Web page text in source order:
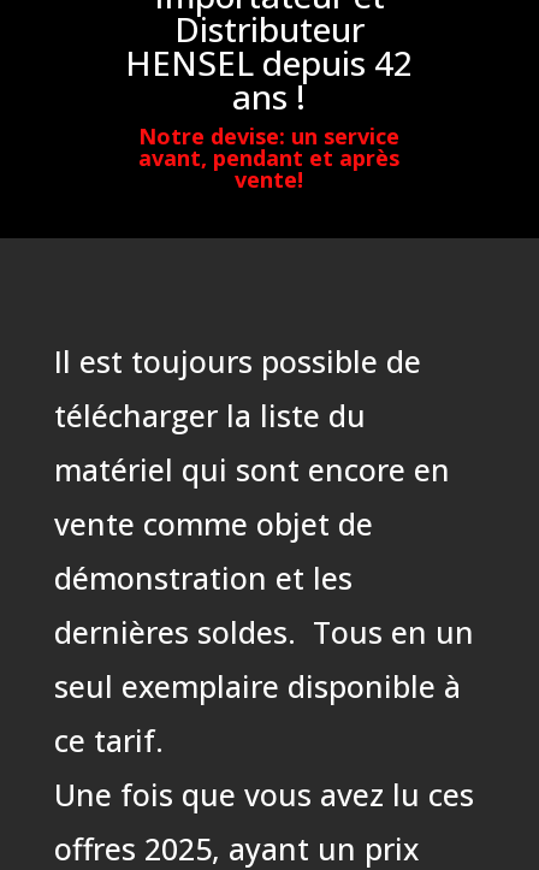
Distributeur
HENSEL depuis 42
ans !
Notre devise: un service
avant, pendant et après
vente!
Il est toujours possible de
télécharger la liste du
matériel qui sont encore en
vente comme objet de
démonstration et les
dernières soldes. Tous en un
seul exemplaire disponible à
ce tarif.
Une fois que vous avez lu ces
offres 2025, ayant un prix